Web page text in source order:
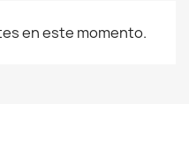
en este momento.